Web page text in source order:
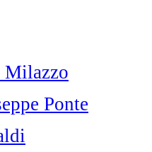
Milazzo
Ponte